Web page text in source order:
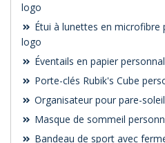
logo
Étui à lunettes en microfibre
logo
Éventails en papier
Porte-clés Rubik's Cube
Organisateur pour pare-
Masque de sommeil
Bandeau de sport avec